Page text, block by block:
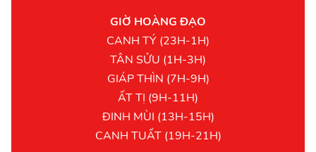
GIỜ HOÀNG ĐẠO
CANH TÝ (23H-1H)
TÂN SỬU (1H-3H)
GIÁP THÌN (7H-9H)
ẤT TỊ (9H-11H)
ĐINH MÙI (13H-15H)
CANH TUẤT (19H-21H)